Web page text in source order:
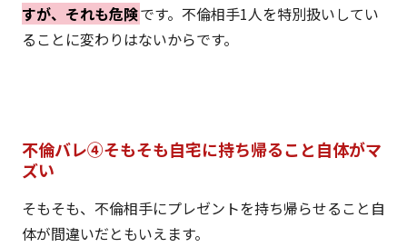
すが、それも危険です。不倫相手1人を特別扱いしてい
ることに変わりはないからです。
不倫バレ④そもそも自宅に持ち帰ること自体がマ
ズい
そもそも、不倫相手にプレゼントを持ち帰らせること自
体が間違いだともいえます。